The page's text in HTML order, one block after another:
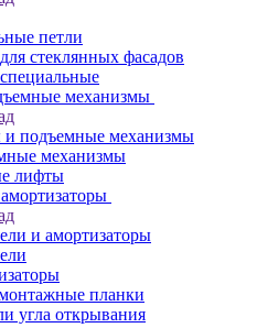
петли
стеклянных фасадов
механизмы
подъемные механизмы
механизмы
лифты
и амортизаторы
планки
угла открывания